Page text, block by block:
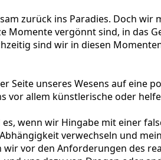
zurück ins Paradies. Doch wir
Momente vergönnt sind, in das
sind wir in diesen
Seite unseres Wesens auf eine
vor allem künstlerische oder
wenn wir Hingabe mit einer
verwechseln und
wir vor den Anforderungen des